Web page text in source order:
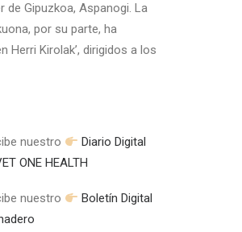
de Gipuzkoa, Aspanogi. La
por su parte, ha
Herri Kirolak’, dirigidos a los
nuestro
Diario Digital
ONE HEALTH
nuestro
Boletín Digital